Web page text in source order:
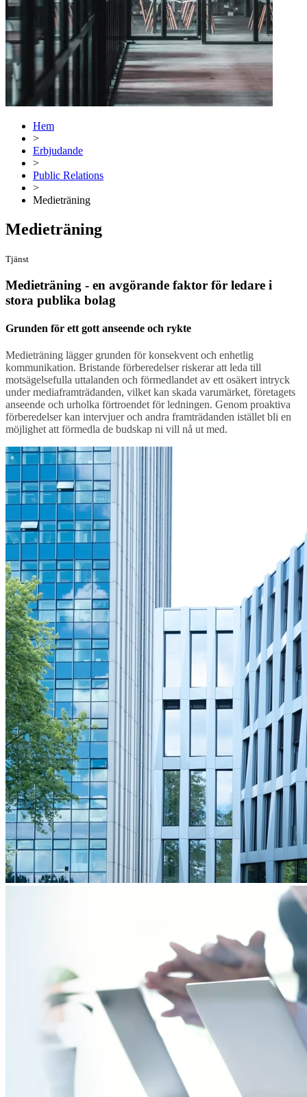
Hem
>
Erbjudande
>
Public Relations
>
Medieträning
Medieträning
Tjänst
Medieträning - en avgörande faktor för ledare i
stora publika bolag
Grunden för ett gott anseende och rykte
Medieträning lägger grunden för konsekvent och enhetlig
kommunikation. Bristande förberedelser riskerar att leda till
motsägelsefulla uttalanden och förmedlandet av ett osäkert intryck
under mediaframträdanden, vilket kan skada varumärket, företagets
anseende och urholka förtroendet för ledningen. Genom proaktiva
förberedelser kan intervjuer och andra framträdanden istället bli en
möjlighet att förmedla de budskap ni vill nå ut med.